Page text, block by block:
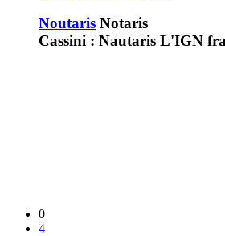
Noutaris Notaris
Cassini : Nautaris L'IGN
0
4